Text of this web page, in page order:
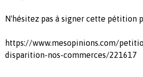
N'hésitez pas à signer cette pétition
https://www.mesopinions.com/
disparition-nos-commerces/221617